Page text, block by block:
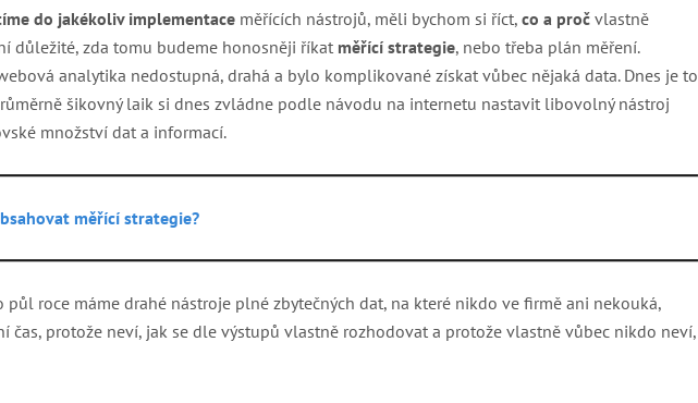
do jakékoliv implementace měřících nástrojů, měli bychom si říct, co a proč vlastně
důležité, zda tomu budeme honosněji říkat měřící strategie, nebo třeba plán měření.
analytika nedostupná, drahá a bylo komplikované získat vůbec nějaká data. Dnes je to
šikovný laik si dnes zvládne podle návodu na internetu nastavit libovolný nástroj
množství dat a informací.
měřící strategie?
půl roce máme drahé nástroje plné zbytečných dat, na které nikdo ve firmě ani nekouká,
čas, protože neví, jak se dle výstupů vlastně rozhodovat a protože vlastně vůbec nikdo neví,